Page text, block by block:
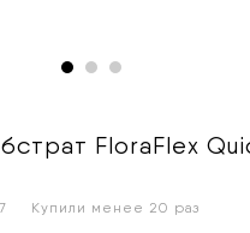
FloraFlex
Купили менее 20 раз